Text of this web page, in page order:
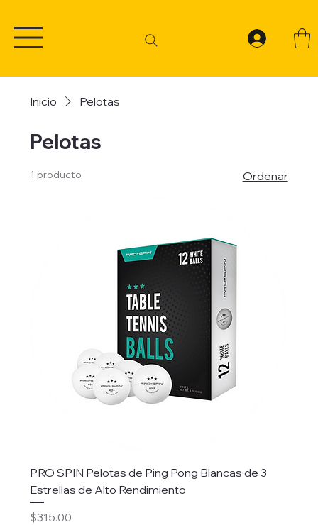
Inicio Pelotas
Pelotas
1 producto Ordenar
PRO SPIN Pelotas de Ping Pong Blancas de 3
Estrellas de Alto Rendimiento
Precio
$315.00